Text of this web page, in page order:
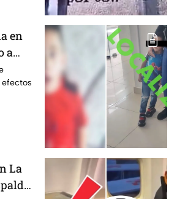
en
a
efectos
La